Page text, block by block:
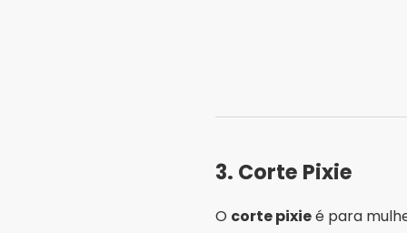
3. Corte Pixie
O corte pixieé para